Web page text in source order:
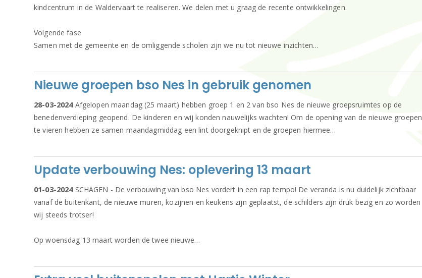
kindcentrum in de Waldervaart te realiseren. We delen met u graag de recente ontwikkelingen.
Volgende fase
Samen met de gemeente en de omliggende scholen zijn we nu tot nieuwe inzichten…
Nieuwe groepen bso Nes in gebruik genomen
28-03-2024Afgelopen maandag (25 maart) hebben groep 1 en 2 van bso Nes de nieuwe groepsruimtes op de
benedenverdieping geopend. De kinderen en wij konden nauwelijks wachten! Om de opening van de nieuwe groepen
te vieren hebben ze samen maandagmiddag een lint doorgeknipt en de groepen hiermee…
Update verbouwing Nes: oplevering 13 maart
01-03-2024SCHAGEN - De verbouwing van bso Nes vordert in een rap tempo! De veranda is nu duidelijk zichtbaar
vanaf de buitenkant, de nieuwe muren, kozijnen en keukens zijn geplaatst, de schilders zijn druk bezig en zo worden
wij steeds trotser!
Op woensdag 13 maart worden de twee nieuwe…